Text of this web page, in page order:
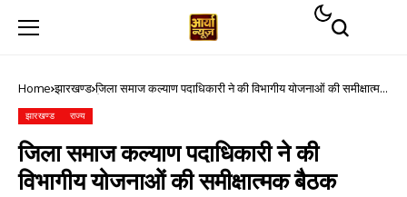
Home झारखण्ड जिला समाज कल्याण पदाधिकारी ने की विभागीय योजनाओं की समीक्षात्मक
झारखण्ड राज्य
जिला समाज कल्याण पदाधिकारी ने की
विभागीय योजनाओं की समीक्षात्मक बैठक